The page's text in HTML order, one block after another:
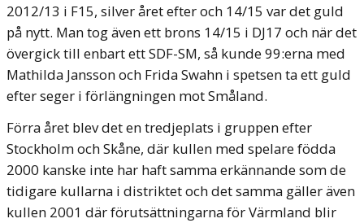
2012/13 i F15, silver året efter och 14/15 var det guld
på nytt. Man tog även ett brons 14/15 i DJ17 och när det
övergick till enbart ett SDF-SM, så kunde 99:erna med
Mathilda Jansson och Frida Swahn i spetsen ta ett guld
efter seger i förlängningen mot Småland.
Förra året blev det en tredjeplats i gruppen efter
Stockholm och Skåne, där kullen med spelare födda
2000 kanske inte har haft samma erkännande som de
tidigare kullarna i distriktet och det samma gäller även
kullen 2001 där förutsättningarna för Värmland blir